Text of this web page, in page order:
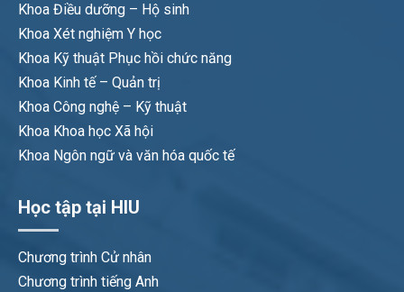
Khoa Điều dưỡng – Hộ sinh
Khoa Xét nghiệm Y học
Khoa Kỹ thuật Phục hồi chức năng
Khoa Kinh tế – Quản trị
Khoa Công nghệ – Kỹ thuật
Khoa Khoa học Xã hội
Khoa Ngôn ngữ và văn hóa quốc tế
Học tập tại HIU
Chương trình Cử nhân
Chương trình tiếng Anh